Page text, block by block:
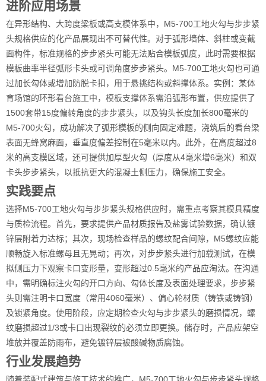
进阶应用场景
在异形结构、大跨度梁板或高支模体系中，M5-700工地火勾与步步紧
头规格供应的化产品展现出不可替代性。对于弧形墙体、斜柱或变截
面构件，标准规格的步步紧头可能无法贴合模板弧度，此时需要根据
模板曲率半径弧形卡头或可调角度步步紧头。M5-700工地火勾也可通
过加长勾体或增加防脱卡扣，用于悬挑结构或斜撑体系。实例：某体
育场馆的环形看台施工中，模板支撑体系需沿弧形布置，供应提供了
1500套带15度偏转角度的步步紧头，以及钩头长度加长800毫米的
M5-700火勾，成功解决了弧形模板的侧向固定难题，浇筑后的看台梁
表面无蜂窝麻面，垂直度偏差控制在5毫米以内。此外，在高度超过8
米的高支模区域，还可提供加厚型火勾（厚度从4毫米增6毫米）和双
卡头步步紧头，以抵抗更大的混凝土侧压力，确保施工安全。
实践要点
选择M5-700工地火勾与步步紧头规格供应时，需重点考察其模具精度
与质检流程。首先，要求提供产品材质报告及盐雾试验数据，确认镀
锌层附着力达标；其次，现场检查样品的螺纹配合间隙，M5螺纹应能
顺畅旋入标准螺母且无晃动；再次，对步步紧头进行加载测试，在模
拟侧压力下观察卡口变形量，变形超过0.5毫米的产品应淘汰。在沟通
中，需明确标注火勾的开口方向、勾体长度及表面处理要求，步步紧
头则需注明卡口宽度（常用4060毫米）、偏心轮材质（铸铁或铸钢）
及锁紧角度。使用阶段，应定期检查火勾与步步紧头的磨损情况，螺
纹磨损超过1/3或卡口出现裂纹的必须立即更换。储存时，产品应架空
堆放并覆盖防雨布，避免镀锌层被酸碱物质腐蚀。
行业发展趋势